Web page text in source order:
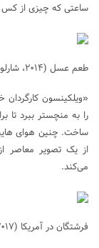
ساعتی که چیزی از کس دیگری
طعم عسل (۲۰۱۴، شارلوت ویلکینسون)
«ویلکینسون
را به منچستر ببرد تا
ساخت. چنین هوای
از یک تصویر معاصر
می‌کند.
فرشتگان در آمریکا (۲۰۱۷، استودیو طراحی گرافیک تئاتر ملی)